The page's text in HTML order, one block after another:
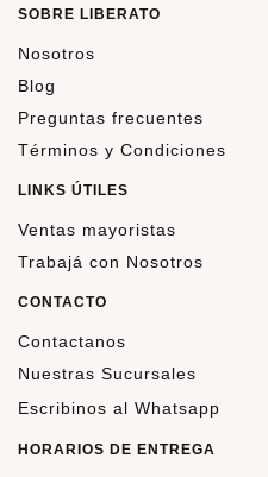
SOBRE LIBERATO
Nosotros
Blog
Preguntas frecuentes
Términos y Condiciones
LINKS ÚTILES
Ventas mayoristas
Trabajá con Nosotros
CONTACTO
Contactanos
Nuestras Sucursales
Escribinos al Whatsapp
HORARIOS DE ENTREGA